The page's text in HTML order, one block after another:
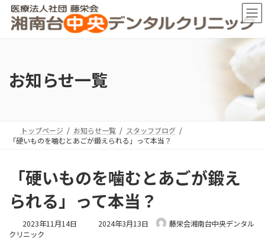
お知らせ一覧
トップページ お知らせ一覧
スタッフブログ
「硬いものを噛むとあごが鍛えられる」って本当？
「硬いものを噛むとあごが鍛え
られる」って本当？
2023年11月14日
最
2024年3月13日
藤栄会湘南台中央デンタル
クリニック